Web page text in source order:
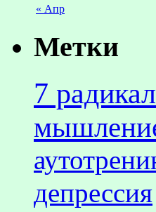
« Апр
Метки
7
депрессия